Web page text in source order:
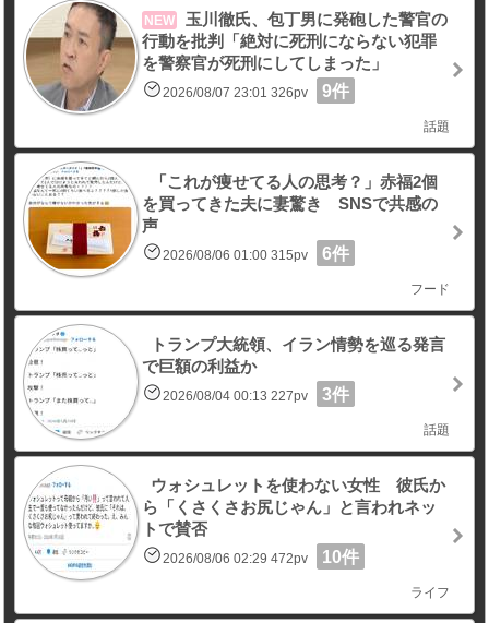
NEW
玉川徹氏、包丁男に発砲した警官の
行動を批判「絶対に死刑にならない犯罪
を警察官が死刑にしてしまった」
2026/08/07 23:01 326pv 9件
話題
「これが痩せてる人の思考？」赤福2個
を買ってきた夫に妻驚き SNSで共感の
声
2026/08/06 01:00 315pv 6件
フード
トランプ大統領、イラン情勢を巡る発言
で巨額の利益か
2026/08/04 00:13 227pv 3件
話題
ウォシュレットを使わない女性 彼氏か
ら「くさくさお尻じゃん」と言われネッ
トで賛否
2026/08/06 02:29 472pv 10件
ライフ